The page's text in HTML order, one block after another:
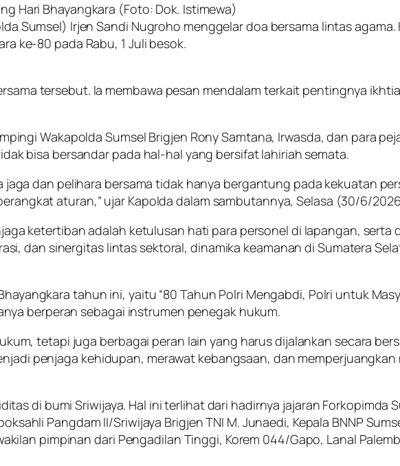
Hari Bhayangkara (Foto: Dok. Istimewa)
Sumsel) Irjen Sandi Nugroho menggelar doa bersama lintas
ke-80 pada Rabu, 1 Juli besok.
tersebut. Ia membawa pesan mendalam terkait pentingnya
Wakapolda Sumsel Brigjen Rony Samtana, Irwasda, dan para
bisa bersandar pada hal-hal yang bersifat lahiriah semata.
jaga dan pelihara bersama tidak hanya bergantung pada kekuatan
aturan,” ujar Kapolda dalam sambutannya, Selasa (30/6/
ketertiban adalah ketulusan hati para personel di lapangan, serta
dan sinergitas lintas sektoral, dinamika keamanan di Sumatera
tahun ini, yaitu “80 Tahun Polri Mengabdi, Polri untuk
berperan sebagai instrumen penegak hukum.
tetapi juga berbagai peran lain yang harus dijalankan secara
penjaga kehidupan, merawat kebangsaan, dan memperjuangkan
di bumi Sriwijaya. Hal ini terlihat dari hadirnya jajaran Forkopimda
Pangdam II/Sriwijaya Brigjen TNI M. Junaedi, Kepala BNNP
pimpinan dari Pengadilan Tinggi, Korem 044/Gapo, Lanal